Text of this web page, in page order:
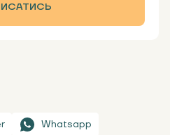
Whatsapp